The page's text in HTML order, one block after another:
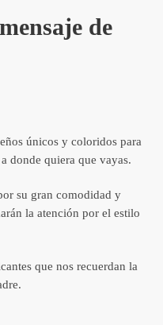
de
únicos y coloridos para
donde quiera que vayas.
su gran comodidad y
la atención por el estilo
que nos recuerdan la